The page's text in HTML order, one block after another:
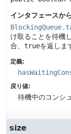
インタフェースか
け取ることを待機
合、 trueを返しま
定義:
戻り値:
待機中のコンシ
size